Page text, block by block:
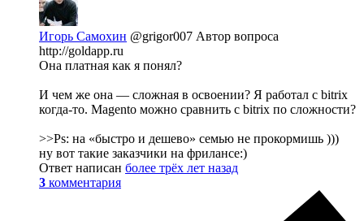
Игорь Самохин @grigor007 Автор вопроса
http://goldapp.ru
Она платная как я понял?
И чем же она — сложная в освоении? Я работал с bitrix
когда-то. Magento можно сравнить с bitrix по сложности?
>>Ps: на «быстро и дешево» семью не прокормишь )))
ну вот такие заказчики на фрилансе:)
Ответ написан более трёх лет назад
3 комментария